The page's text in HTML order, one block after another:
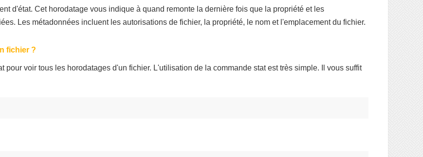
d'état. Cet horodatage vous indique à quand remonte la dernière fois que la propriété et les
Les métadonnées incluent les autorisations de fichier, la propriété, le nom et l'emplacement du fichier.
fichier ?
pour voir tous les horodatages d'un fichier. L'utilisation de la commande stat est très simple. Il vous suffit